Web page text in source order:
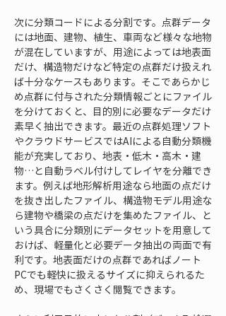
次に分類コードによる分割です。点群データ
には地面、建物、植生、車両など様々な地物
が混在していますが、用途によっては地表面
だけ、構造物だけなど特定の点群だけ扱えれ
ば十分なケースもあります。そこであらかじ
め点群に付与された分類情報ごとにファイル
を分けておくと、目的別に必要なデータだけ
素早く抽出できます。最近の点群処理ソフト
やクラウドサービスではAIによる自動分類機
能が充実しており、地表・低木・高木・建
物…と自動ラベル付けしてレイヤを分離でき
ます。例えば地形解析用途なら地面の点だけ
を抜き出したファイル、構造物モデル用途な
ら建物や橋梁の点だけを集めたファイル、と
いう具合に分類別にデータセットを用意して
おけば、軽量化と必要データ抽出の両面で有
利です。地表面だけの点群であればノート
PCでも軽快に扱えるサイズに抑えられるた
め、現場でもさくさく閲覧できます。